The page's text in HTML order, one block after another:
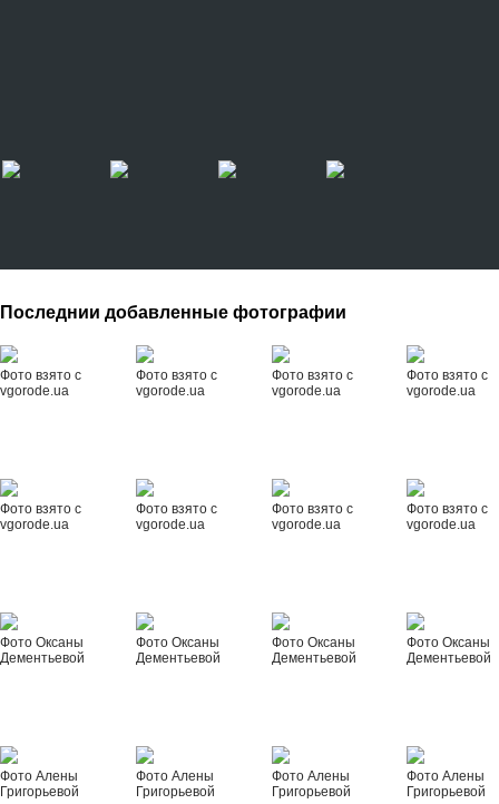
Последнии добавленные фотографии
Фото взято с
vgorode.ua
Фото взято с
vgorode.ua
Фото взято с
vgorode.ua
Фото взято с
vgorode.ua
Фото взято с
vgorode.ua
Фото взято с
vgorode.ua
Фото взято с
vgorode.ua
Фото взято с
vgorode.ua
Фото Оксаны
Дементьевой
Фото Оксаны
Дементьевой
Фото Оксаны
Дементьевой
Фото Оксаны
Дементьевой
Фото Алены
Григорьевой
Фото Алены
Григорьевой
Фото Алены
Григорьевой
Фото Алены
Григорьевой